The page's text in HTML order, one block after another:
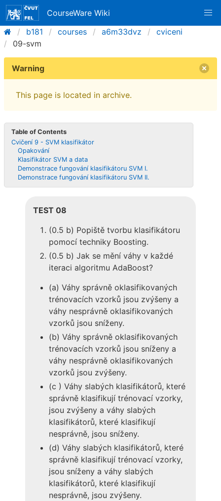
CourseWare Wiki
b181
courses a6m33dvz
cviceni
09-svm
Warning
This page is located in archive.
Table of Contents
Cvičení 9 - SVM klasifikátor
Opakování
Klasifikátor SVM a data
Demonstrace fungování klasifikátoru SVM I.
Demonstrace fungování klasifikátoru SVM II.
TEST 08
(0.5 b) Popiště tvorbu klasifikátoru
pomocí techniky Boosting.
(0.5 b) Jak se mění váhy v každé
iteraci algoritmu AdaBoost?
(a) Váhy správně oklasifikovaných
trénovacích vzorků jsou zvýšeny a
váhy nesprávně oklasifikovaných
vzorků jsou sníženy.
(b) Váhy správně oklasifikovaných
trénovacích vzorků jsou sníženy a
váhy nesprávně oklasifikovaných
vzorků jsou zvýšeny.
(c ) Váhy slabých klasifikátorů, které
správně klasifikují trénovací vzorky,
jsou zvýšeny a váhy slabých
klasifikátorů, které klasifikují
nesprávně, jsou sníženy.
(d) Váhy slabých klasifikátorů, které
správně klasifikují trénovací vzorky,
jsou sníženy a váhy slabých
klasifikátorů, které klasifikují
nesprávně, jsou zvýšeny.